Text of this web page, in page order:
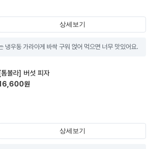
상세보기
냉우동 가라아게 바싹 구워 얹어 먹으면 너무 맛있어요.
[톰볼라] 버섯 피자
원
상세보기